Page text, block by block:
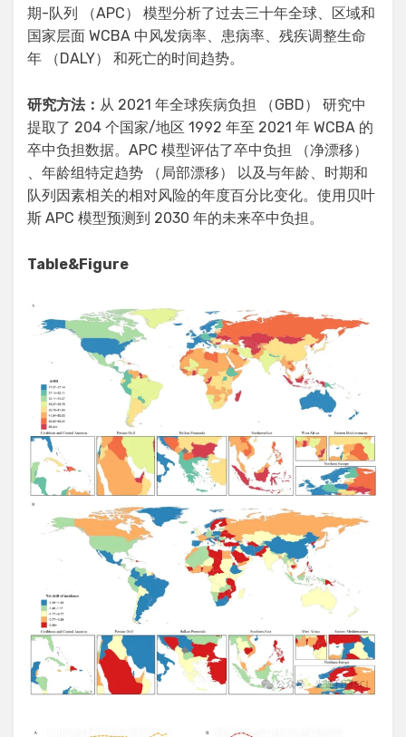
期-队列 （APC） 模型分析了过去三十年全球、区域和
国家层面 WCBA 中风发病率、患病率、残疾调整生命
年 （DALY） 和死亡的时间趋势。
研究方法： 从 2021 年全球疾病负担 （GBD） 研究中
提取了 204 个国家/地区 1992 年至 2021 年 WCBA 的
卒中负担数据。APC 模型评估了卒中负担 （净漂移）
、年龄组特定趋势 （局部漂移） 以及与年龄、时期和
队列因素相关的相对风险的年度百分比变化。使用贝叶
斯 APC 模型预测到 2030 年的未来卒中负担。
Table&Figure